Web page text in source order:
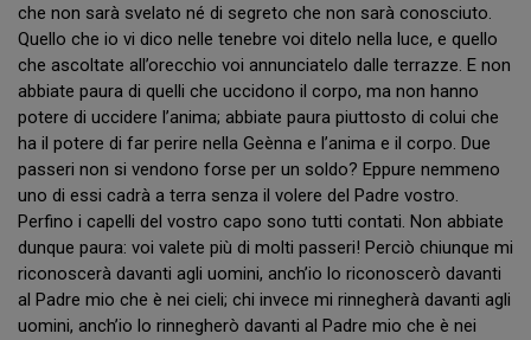
che non sarà svelato né di segreto che non sarà conosciuto.
Quello che io vi dico nelle tenebre voi ditelo nella luce, e quello
che ascoltate all’orecchio voi annunciatelo dalle terrazze. E non
abbiate paura di quelli che uccidono il corpo, ma non hanno
potere di uccidere l’anima; abbiate paura piuttosto di colui che
ha il potere di far perire nella Geènna e l’anima e il corpo. Due
passeri non si vendono forse per un soldo? Eppure nemmeno
uno di essi cadrà a terra senza il volere del Padre vostro.
Perfino i capelli del vostro capo sono tutti contati. Non abbiate
dunque paura: voi valete più di molti passeri! Perciò chiunque mi
riconoscerà davanti agli uomini, anch’io lo riconoscerò davanti
al Padre mio che è nei cieli; chi invece mi rinnegherà davanti agli
uomini, anch’io lo rinnegherò davanti al Padre mio che è nei